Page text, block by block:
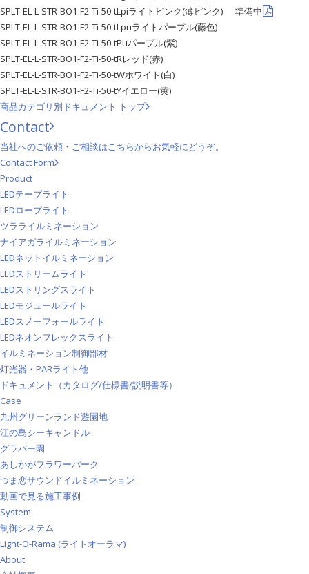
準備中
SPLT-EL-L-STR-BO1-F2-Ti-50-tLpiライトピンク(薄ピンク)
SPLT-EL-L-STR-BO1-F2-Ti-50-tLpuライトパープル(藤色)
SPLT-EL-L-STR-BO1-F2-Ti-50-tPuパープル(紫)
SPLT-EL-L-STR-BO1-F2-Ti-50-tRレッド(赤)
SPLT-EL-L-STR-BO1-F2-Ti-50-tWホワイト(白)
SPLT-EL-L-STR-BO1-F2-Ti-50-tYイエロー(黄)
商品カテゴリ別ドキュメント トップ
Contact
当社へのご依頼・ご相談はこちらからお気軽にどうぞ。
Contact Form
Product
LEDテープライト
LEDロープライト
ツラライルミネーション
ナイアガライルミネーション
LEDネットイルミネーション
LEDストリームライト
LEDストリングスライト
LEDモジュールライト
LEDスノーフォールライト
LEDネオンフレックスライト
イルミネーション制御部材
灯光器・PARライト他
ドキュメント（カタログ/仕様書/説明書等）
Case
九州グリーンランド遊園地
江の島シーキャンドル
グラバー園
あしかがフラワーパーク
つま恋サウンドイルミネーション
動画で見る施工事例
System
制御システム
Light-O-Rama (ライトオーラマ)
About